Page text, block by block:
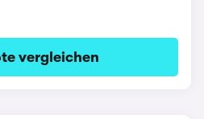
vergleichen